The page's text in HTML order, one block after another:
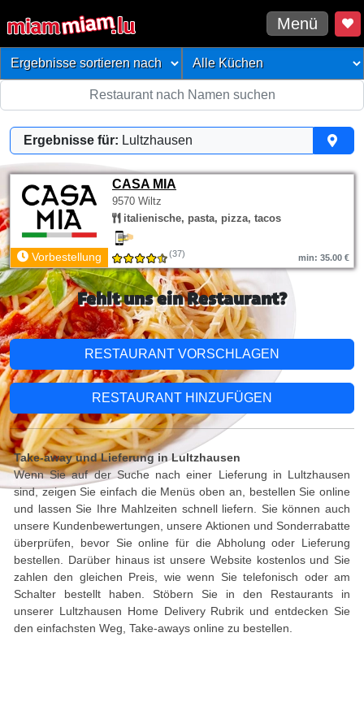
Menü
Ergebnisse für: Lultzhausen
CASA MIA
9570 Wiltz
italienische, pasta, pizza, tacos
Vorbestellung (37) min: 35.00 €
Fehlt uns ein Restaurant?
RESTAURANT VORSCHLAGEN
RESTAURANT HINZUFÜGEN
Take-away und Lieferung in Lultzhausen
Wenn Sie auf der Suche nach einer Lieferung in Lultzhausen
sind, zeigen Sie einfach die Menüs oben an, bestellen Sie online
und lassen Sie Ihre Mahlzeiten schnell liefern. Sie können auch
unsere Kundenbewertungen, unsere Aktionen und Sonderrabatte
überprüfen, bevor Sie online für die Abholung oder Lieferung
bestellen. Darüber hinaus ist unsere Website kostenlos und Sie
zahlen den gleichen Preis, wie wenn Sie telefonisch oder am
Schalter bestellt haben. Stöbern Sie in den Restaurants in
unserer Lultzhausen Home Delivery Rubrik und entdecken Sie
den einfachsten Weg, Take-aways online zu bestellen.